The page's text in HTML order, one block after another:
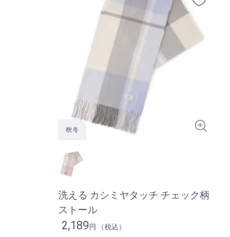
洗える カシミヤタッチ チェック柄
ストール
2,189円 （税込）